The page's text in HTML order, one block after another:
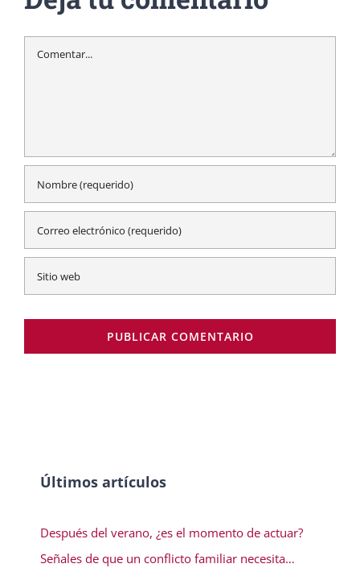
Comentar
Últimos artículos
Después del verano, ¿es el momento de actuar?
Señales de que un conflicto familiar necesita